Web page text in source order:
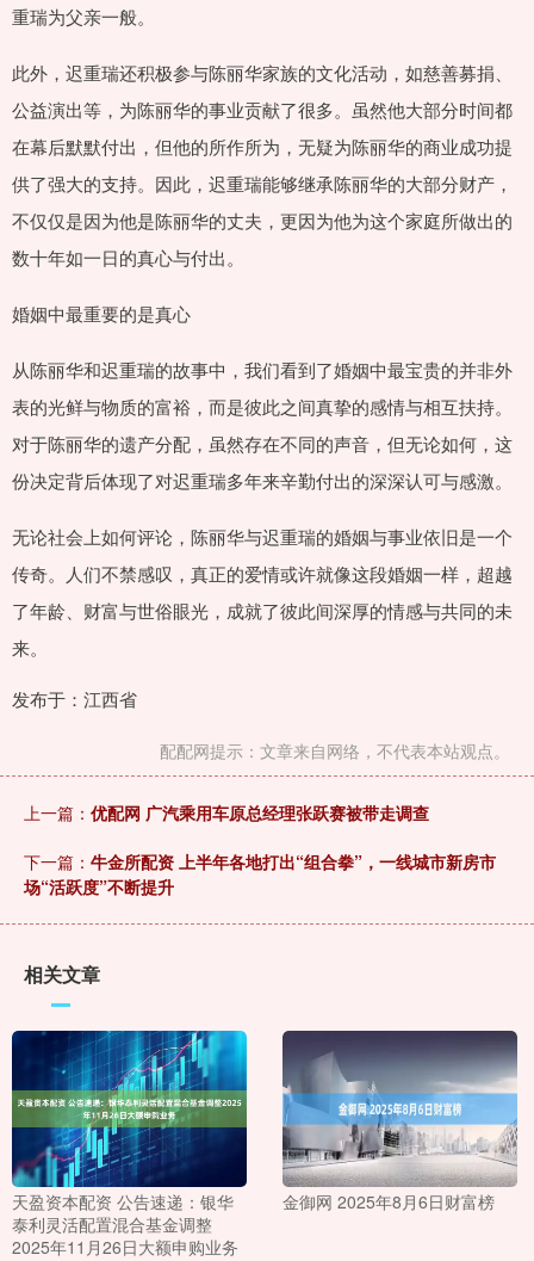
重瑞为父亲一般。
此外，迟重瑞还积极参与陈丽华家族的文化活动，如慈善募捐、
公益演出等，为陈丽华的事业贡献了很多。虽然他大部分时间都
在幕后默默付出，但他的所作所为，无疑为陈丽华的商业成功提
供了强大的支持。因此，迟重瑞能够继承陈丽华的大部分财产，
不仅仅是因为他是陈丽华的丈夫，更因为他为这个家庭所做出的
数十年如一日的真心与付出。
婚姻中最重要的是真心
从陈丽华和迟重瑞的故事中，我们看到了婚姻中最宝贵的并非外
表的光鲜与物质的富裕，而是彼此之间真挚的感情与相互扶持。
对于陈丽华的遗产分配，虽然存在不同的声音，但无论如何，这
份决定背后体现了对迟重瑞多年来辛勤付出的深深认可与感激。
无论社会上如何评论，陈丽华与迟重瑞的婚姻与事业依旧是一个
传奇。人们不禁感叹，真正的爱情或许就像这段婚姻一样，超越
了年龄、财富与世俗眼光，成就了彼此间深厚的情感与共同的未
来。
发布于：江西省
配配网提示：文章来自网络，不代表本站观点。
上一篇： 优配网 广汽乘用车原总经理张跃赛被带走调查
下一篇： 牛金所配资 上半年各地打出“组合拳”，一线城市新房市
场“活跃度”不断提升
相关文章
天盈资本配资 公告速递：银华
泰利灵活配置混合基金调整
2025年11月26日大额申购业务
金御网 2025年8月6日财富榜